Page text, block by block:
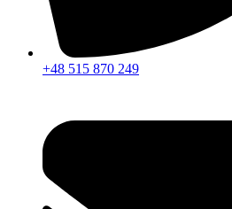
+48 515 870 249